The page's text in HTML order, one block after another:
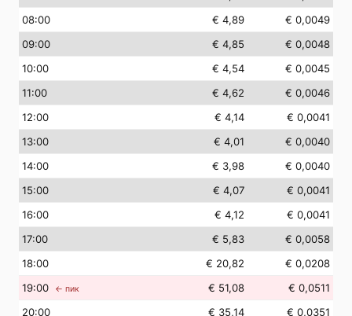
08:00 € 4,89
€ 0,0049
09:00 € 4,85
€ 0,0048
10:00 € 4,54
€ 0,0045
11:00 € 4,62
€ 0,0046
12:00 € 4,14
€ 0,0041
13:00 € 4,01
€ 0,0040
14:00 € 3,98
€ 0,0040
15:00 € 4,07
€ 0,0041
16:00 € 4,12
€ 0,0041
17:00 € 5,83
€ 0,0058
18:00 € 20,82
€ 0,0208
19:00 ← пик € 51,08
€ 0,0511
20:00 € 35,14
€ 0,0351